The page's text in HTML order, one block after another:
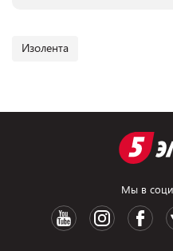
Изолента
Мы в